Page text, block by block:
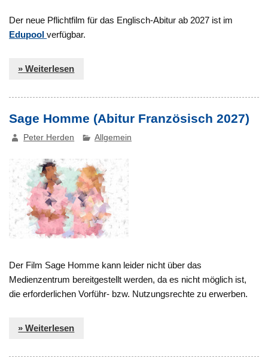
Der neue Pflichtfilm für das Englisch-Abitur ab 2027 ist im
Edupoolverfügbar.
» Weiterlesen
Sage Homme (Abitur Französisch 2027)
Peter Herden Allgemein
Der Film Sage Homme kann leider nicht über das
Medienzentrum bereitgestellt werden, da es nicht möglich ist,
die erforderlichen Vorführ- bzw. Nutzungsrechte zu erwerben.
» Weiterlesen